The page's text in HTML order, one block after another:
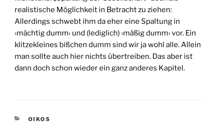
realistische Möglichkeit in Betracht zu ziehen:
Allerdings schwebt ihm da eher eine Spaltung in
›mächtig dumm‹ und (lediglich) ›mäßig dumm‹ vor. Ein
klitzekleines bißchen dumm sind wir ja wohl alle. Allein
man sollte auch hier nichts übertreiben. Das aber ist
dann doch schon wieder ein ganz anderes Kapitel.
KATEGORIEN
OIKOS